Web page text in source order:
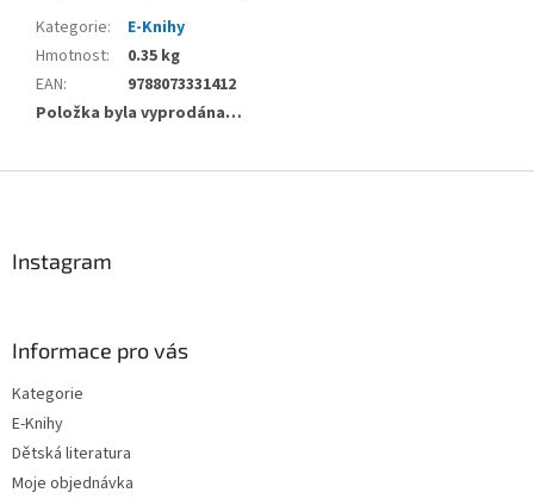
Kategorie:
E-Knihy
Hmotnost:
0.35 kg
EAN:
9788073331412
Položka byla vyprodána…
Instagram
Informace pro vás
Kategorie
E-Knihy
Dětská literatura
Moje objednávka